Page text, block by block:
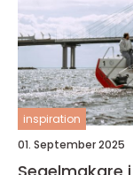
inspiration
01. September 2025